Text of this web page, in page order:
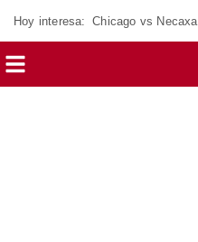
Hoy interesa: Chicago vs Necaxa